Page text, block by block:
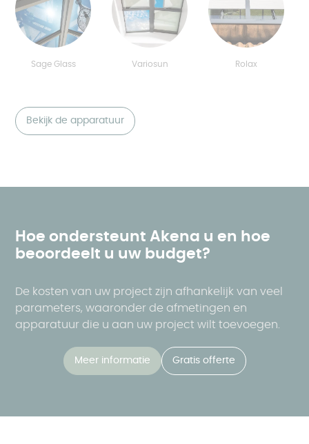
Sage Glass Variosun Rolax
Bekijk de apparatuur
Hoe ondersteunt Akena u en hoe
beoordeelt u uw budget?
De kosten van uw project zijn afhankelijk van veel
parameters, waaronder de afmetingen en
apparatuur die u aan uw project wilt toevoegen.
Meer informatie Gratis offerte